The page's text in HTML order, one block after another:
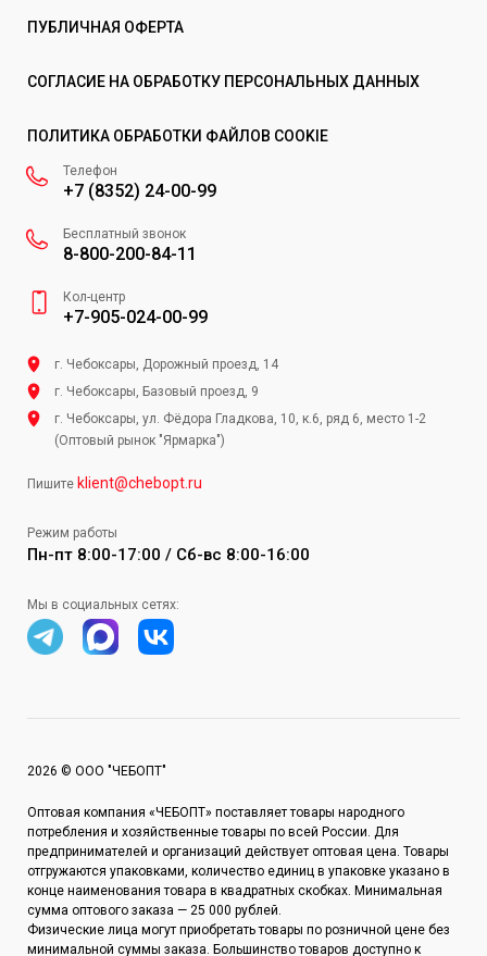
ПУБЛИЧНАЯ ОФЕРТА
СОГЛАСИЕ НА ОБРАБОТКУ ПЕРСОНАЛЬНЫХ ДАННЫХ
ПОЛИТИКА ОБРАБОТКИ ФАЙЛОВ COOKIE
Телефон
+7 (8352) 24-00-99
Бесплатный звонок
8-800-200-84-11
Кол-центр
+7-905-024-00-99
г. Чебоксары, Дорожный проезд, 14
г. Чебоксары, Базовый проезд, 9
г. Чебоксары, ул. Фёдора Гладкова, 10, к.6, ряд 6, место 1-2
(Оптовый рынок "Ярмарка")
Пишите klient@chebopt.ru
Режим работы
Пн-пт 8:00-17:00 / Сб-вс 8:00-16:00
Мы в социальных сетях:
2026 © ООО "ЧЕБОПТ"
Оптовая компания «ЧЕБОПТ» поставляет товары народного
потребления и хозяйственные товары по всей России. Для
предпринимателей и организаций действует оптовая цена. Товары
отгружаются упаковками, количество единиц в упаковке указано в
конце наименования товара в квадратных скобках. Минимальная
сумма оптового заказа — 25 000 рублей.
Физические лица могут приобретать товары по розничной цене без
минимальной суммы заказа. Большинство товаров доступно к